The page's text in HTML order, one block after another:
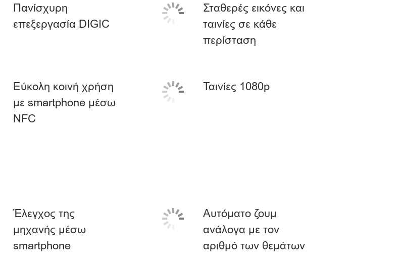
Πανίσχυρη
επεξεργασία DIGIC
Σταθερές εικόνες και
ταινίες σε κάθε
περίσταση
Εύκολη κοινή χρήση
με smartphone μέσω
NFC
Ταινίες 1080p
Έλεγχος της
μηχανής μέσω
smartphone
Αυτόματο ζουμ
ανάλογα με τον
αριθμό των θεμάτων